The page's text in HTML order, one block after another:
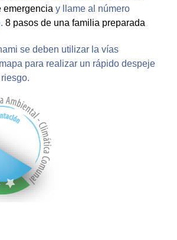
emergencia y llame al número
8 pasos de una familia preparada
se deben utilizar la vías
para realizar un rápido despeje